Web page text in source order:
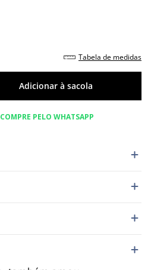
tabela de medidas
COMPRE PELO WHATSAPP